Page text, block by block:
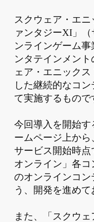
スクウェア・エ
ァンタジーXI」
ンラインゲーム
ンタテインメン
ェア・エニック
した継続的なコ
て実施するもので
今回導入を開始
ームページ上か
サービス開始時
オンライン」各
のオンラインコ
う、開発を進めて
また、「スクウ